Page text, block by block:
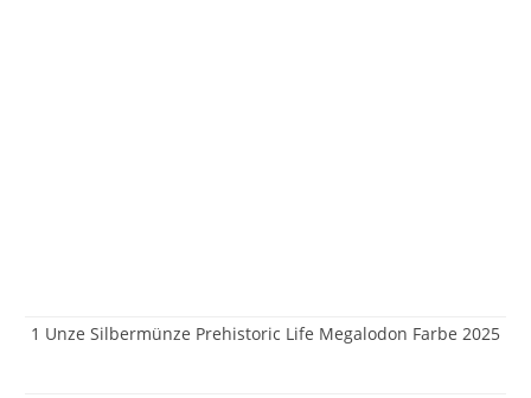
1 Unze Silbermünze Prehistoric Life Megalodon Farbe 2025